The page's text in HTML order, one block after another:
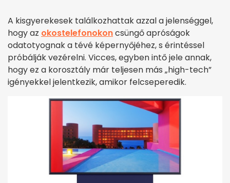
A kisgyerekesek találkozhattak azzal a jelenséggel,
hogy az okostelefonokoncsüngő apróságok
odatotyognak a tévé képernyőjéhez, s érintéssel
próbálják vezérelni. Vicces, egyben intő jele annak,
hogy ez a korosztály már teljesen más „high-tech”
igényekkel jelentkezik, amikor felcseperedik.